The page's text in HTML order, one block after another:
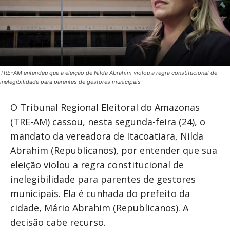
TRE-AM entendeu que a eleição de Nilda Abrahim violou a regra constitucional de
inelegibilidade para parentes de gestores municipais
O Tribunal Regional Eleitoral do Amazonas
(TRE-AM) cassou, nesta segunda-feira (24), o
mandato da vereadora de Itacoatiara, Nilda
Abrahim (Republicanos), por entender que sua
eleição violou a regra constitucional de
inelegibilidade para parentes de gestores
municipais. Ela é cunhada do prefeito da
cidade, Mário Abrahim (Republicanos). A
decisão cabe recurso.